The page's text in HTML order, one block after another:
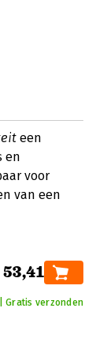
een
en
voor
van een
Gratis verzonden